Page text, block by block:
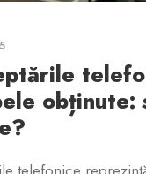
obținute: